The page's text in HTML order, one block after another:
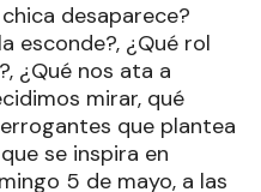
desaparece?
esconde?, ¿Qué rol
¿Qué nos ata a
mirar, qué
que plantea
se inspira en
5 de mayo, a las